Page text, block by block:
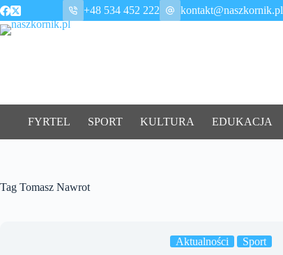
Przejdź
do
treści
+48 534 452 222 kontakt@naszkornik.pl
FYRTEL SPORT KULTURA EDUKACJA
Tag Tomasz Nawrot
Aktualności Sport